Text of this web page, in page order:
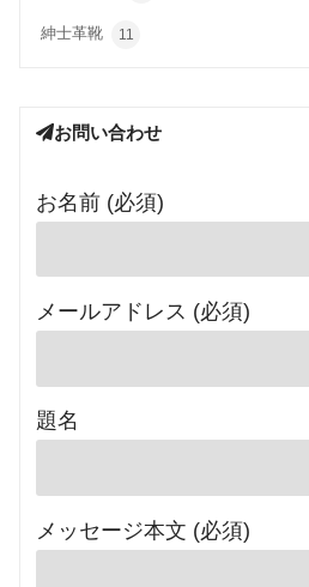
紳士革靴 11
お問い合わせ
お名前 (必須)
メールアドレス (必須)
題名
メッセージ本文 (必須)